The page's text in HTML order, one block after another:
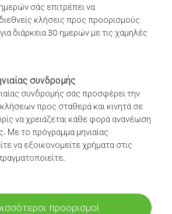
σάς επιτρέπει να
κλήσεις προς προορισμούς
διάρκεια 30 ημερών με τις χαμηλές
συνδρομής
συνδρομής σάς προσφέρει την
προς σταθερά και κινητά σε
να χρειάζεται κάθε φορά ανανέωση
Με το πρόγραμμα μηνιαίας
να εξοικονομείτε χρήματα στις
προορισμοί